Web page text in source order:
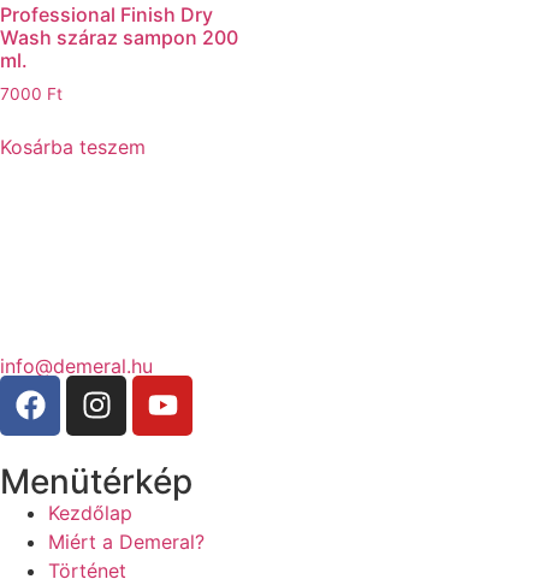
Professional Finish Dry
Wash száraz sampon 200
ml.
7000 Ft
Kosárba teszem
info@demeral.hu
Menütérkép
Kezdőlap
Miért a Demeral?
Történet